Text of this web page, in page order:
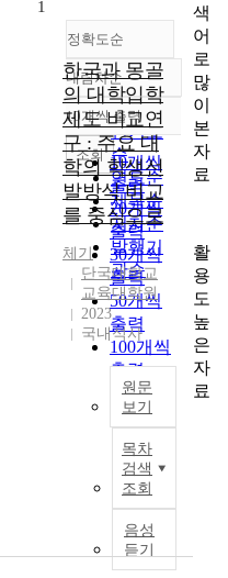
정확도순
정확도
순
인기도
순
연도순
제목순
저자순
발행기
관순
내림차순
내림차순
10개씩 출력
10개씩
출력
20개씩
출력
30개씩
출력
50개씩
출력
100개씩
출력
조회
1
한국과 몽골
의 대학입학
제도 비교연
구 : 주요 대
학의 학생선
발방식 비교
를 중심으로
체기
단국대학교
교육대학원
2023
국내석사
원문
보기
목차
검색
조회
음성
듣기
색
어
로
많
이
본
자
료
활
용
도
높
은
자
료